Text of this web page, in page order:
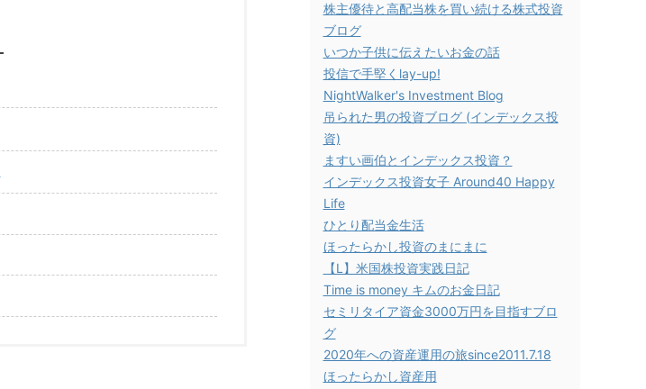
株主優待と高配当株を買い続ける株式投資
ブログ
いつか子供に伝えたいお金の話
投信で手堅くlay-up!
NightWalker's Investment Blog
吊られた男の投資ブログ (インデックス投
資)
ますい画伯とインデックス投資？
インデックス投資女子 Around40 Happy
Life
ひとり配当金生活
ほったらかし投資のまにまに
【L】米国株投資実践日記
Time is money キムのお金日記
セミリタイア資金3000万円を目指すブロ
グ
2020年への資産運用の旅since2011.7.18
ほったらかし資産用